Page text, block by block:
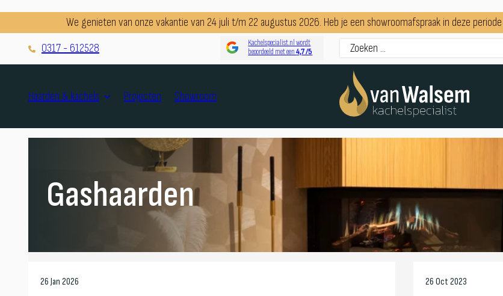
We genieten van onze vakantie van 24 juli t/m 22 augustus 2026. Heb je een showroomafspraak in deze
0317 - 612528
Kachelspecialist.nl wordt
beoordeeld met een4,7 /5
Haarden & kachels Projecten Showroom
Gashaarden
26 Jan 2026 26 Oct 2023